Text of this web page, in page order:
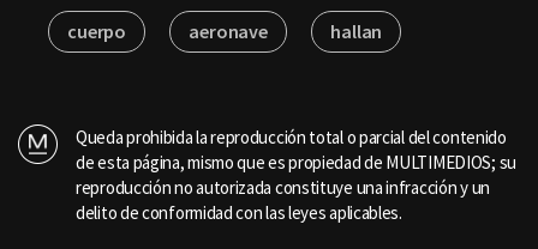
cuerpo aeronave hallan
Queda prohibida la reproducción total o parcial del contenido
de esta página, mismo que es propiedad de MULTIMEDIOS; su
reproducción no autorizada constituye una infracción y un
delito de conformidad con las leyes aplicables.